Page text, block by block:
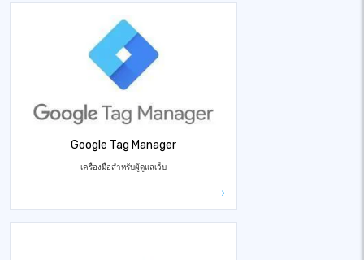
Google Tag Manager
เครื่องมือสำหรับผู้ดูแลเว็บ